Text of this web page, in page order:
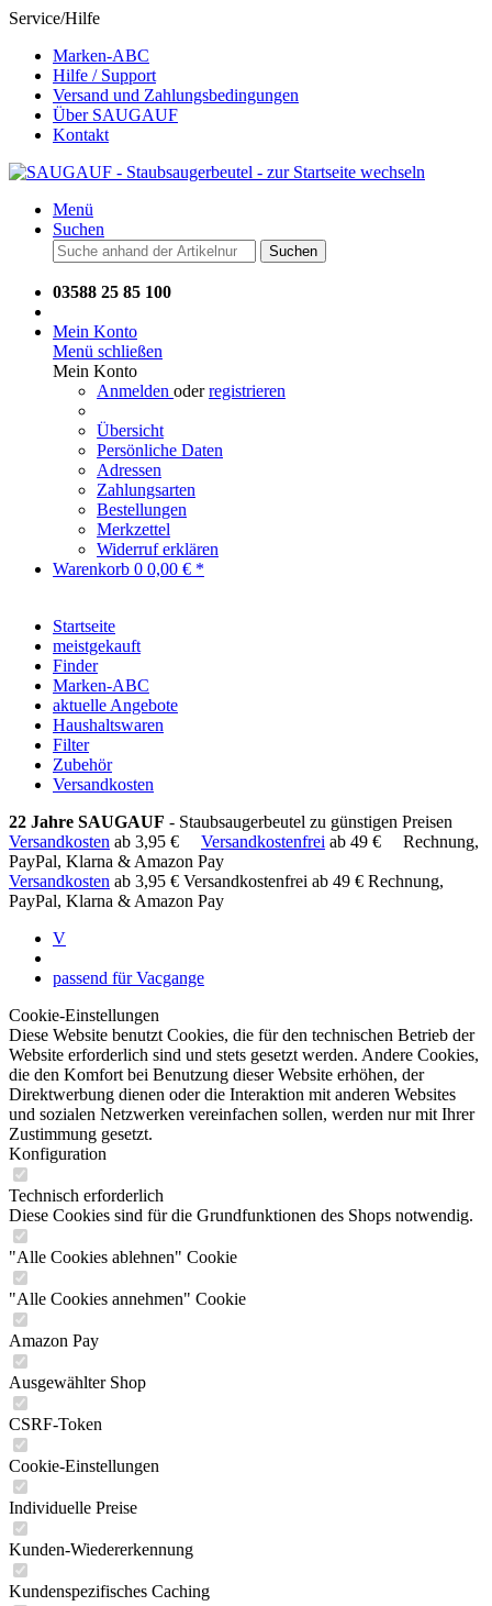
Service/Hilfe
Marken-ABC
Hilfe / Support
Versand und Zahlungsbedingungen
Über SAUGAUF
Kontakt
Menü
Suchen
Suchen
03588 25 85 100
Mein Konto
Menü schließen
Mein Konto
Anmelden oderregistrieren
Übersicht
Persönliche Daten
Adressen
Zahlungsarten
Bestellungen
Merkzettel
Widerruf erklären
Warenkorb 0 0,00 € *
Startseite
meistgekauft
Finder
Marken-ABC
aktuelle Angebote
Haushaltswaren
Filter
Zubehör
Versandkosten
22 Jahre SAUGAUF - Staubsaugerbeutel zu günstigen Preisen
Versandkosten ab 3,95 € Versandkostenfrei ab 49 €
Rechnung,
PayPal, Klarna & Amazon Pay
Versandkosten ab 3,95 € Versandkostenfrei ab 49 € Rechnung,
PayPal, Klarna & Amazon Pay
V
passend für Vacgange
Cookie-Einstellungen
Diese Website benutzt Cookies, die für den technischen Betrieb der
Website erforderlich sind und stets gesetzt werden. Andere Cookies,
die den Komfort bei Benutzung dieser Website erhöhen, der
Direktwerbung dienen oder die Interaktion mit anderen Websites
und sozialen Netzwerken vereinfachen sollen, werden nur mit Ihrer
Zustimmung gesetzt.
Konfiguration
Technisch erforderlich
Diese Cookies sind für die Grundfunktionen des Shops notwendig.
"Alle Cookies ablehnen" Cookie
"Alle Cookies annehmen" Cookie
Amazon Pay
Ausgewählter Shop
CSRF-Token
Cookie-Einstellungen
Individuelle Preise
Kunden-Wiedererkennung
Kundenspezifisches Caching